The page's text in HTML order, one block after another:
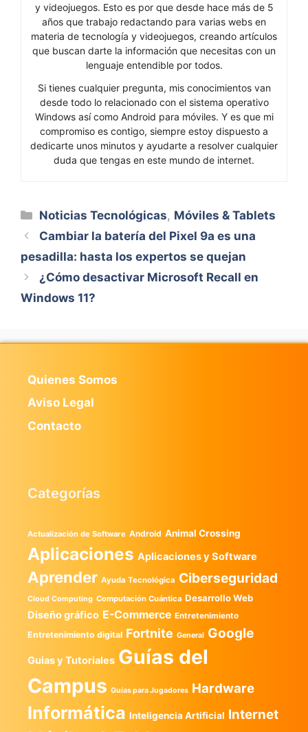
y videojuegos. Esto es por que desde hace más de 5
años que trabajo redactando para varias webs en
materia de tecnología y videojuegos, creando artículos
que buscan darte la información que necesitas con un
lenguaje entendible por todos.
Si tienes cualquier pregunta, mis conocimientos van
desde todo lo relacionado con el sistema operativo
Windows así como Android para móviles. Y es que mi
compromiso es contigo, siempre estoy dispuesto a
dedicarte unos minutos y ayudarte a resolver cualquier
duda que tengas en este mundo de internet.
Categorías
Noticias Tecnológicas, Móviles & Tablets
Cambiar la batería del Pixel 9a es una
pesadilla: hasta los expertos se quejan
¿Cómo desactivar Microsoft Recall en
Windows 11?
Quienes Somos
Aviso Legal
Contacto
Categorías
Actualización de Software Android Animal Crossing
Aplicaciones Aplicaciones y Software
Aprender Ayuda Tecnológica Ciberseguridad
Cloud Computing Computación Cuántica Desarrollo Web
Diseño gráfico E-Commerce Entretenimiento
Entretenimiento digital Fortnite General Google
Guias y Tutoriales Guías del
Campus Guías para Jugadores Hardware
Informática Inteligencia Artificial Internet